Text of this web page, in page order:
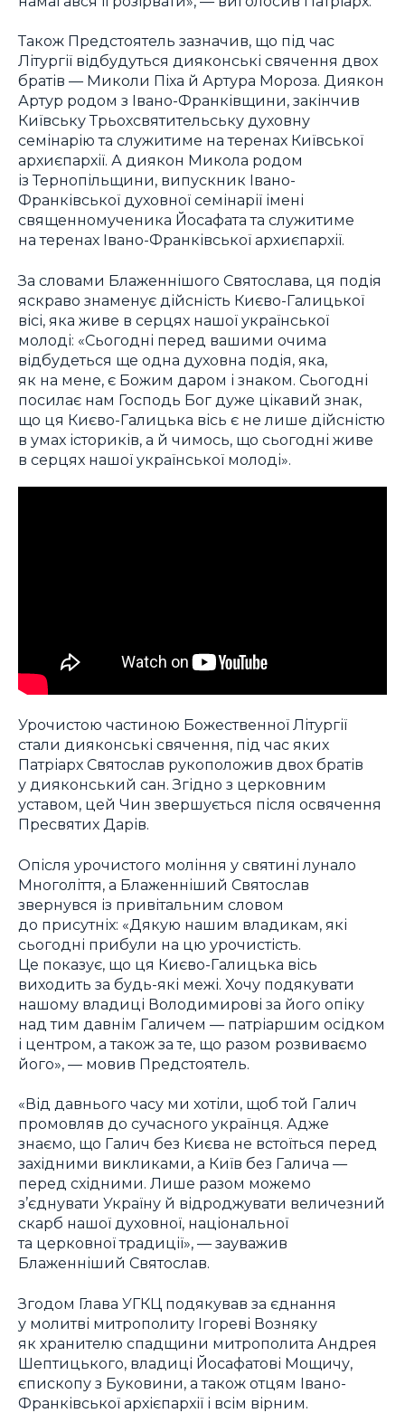
Також Предстоятель зазначив, що під час
Літургії відбудуться дияконські свячення двох
братів — Миколи Піха й Артура Мороза. Диякон
Артур родом з Івано-Франківщини, закінчив
Київську Трьохсвятительську духовну
семінарію та служитиме на теренах Київської
архиєпархії. А диякон Микола родом
із Тернопільщини, випускник Івано-
Франківської духовної семінарії імені
священномученика Йосафата та служитиме
на теренах Івано-Франківської архиєпархії.
За словами Блаженнішого Святослава, ця подія
яскраво знаменує дійсність Києво-Галицької
вісі, яка живе в серцях нашої української
молоді: «Сьогодні перед вашими очима
відбудеться ще одна духовна подія, яка,
як на мене, є Божим даром і знаком. Сьогодні
посилає нам Господь Бог дуже цікавий знак,
що ця Києво-Галицька вісь є не лише дійсністю
в умах істориків, а й чимось, що сьогодні живе
в серцях нашої української молоді».
Урочистою частиною Божественної Літургії
стали дияконські свячення, під час яких
Патріарх Святослав рукоположив двох братів
у дияконський сан. Згідно з церковним
уставом, цей Чин звершується після освячення
Пресвятих Дарів.
Опісля урочистого моління у святині лунало
Многоліття, а Блаженніший Святослав
звернувся із привітальним словом
до присутніх: «Дякую нашим владикам, які
сьогодні прибули на цю урочистість.
Це показує, що ця Києво-Галицька вісь
виходить за будь-які межі. Хочу подякувати
нашому владиці Володимирові за його опіку
над тим давнім Галичем — патріаршим осідком
і центром, а також за те, що разом розвиваємо
його», — мовив Предстоятель.
«Від давнього часу ми хотіли, щоб той Галич
промовляв до сучасного українця. Адже
знаємо, що Галич без Києва не встоїться перед
західними викликами, а Київ без Галича —
перед східними. Лише разом можемо
з’єднувати Україну й відроджувати величезний
скарб нашої духовної, національної
та церковної традиції», — зауважив
Блаженніший Святослав.
Згодом Глава УГКЦ подякував за єднання
у молитві митрополиту Ігореві Возняку
як хранителю спадщини митрополита Андрея
Шептицького, владиці Йосафатові Мощичу,
єпископу з Буковини, а також отцям Івано-
Франківської архієпархії і всім вірним.